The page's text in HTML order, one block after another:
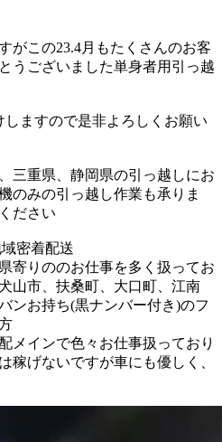
がこの23.4月もたくさんのお客
うございました単身者用引っ越
ますので是非よろしくお願い
三重県、静岡県の引っ越しにお
のみの引っ越し作業も承りま
ださい
密着配送
寄りののお仕事を多く扱ってお
山市、扶桑町、大口町、江南
ンお持ち(黒ナンバー付き)のフ
メインで色々お仕事扱っており
稼げないですが車にも優しく、